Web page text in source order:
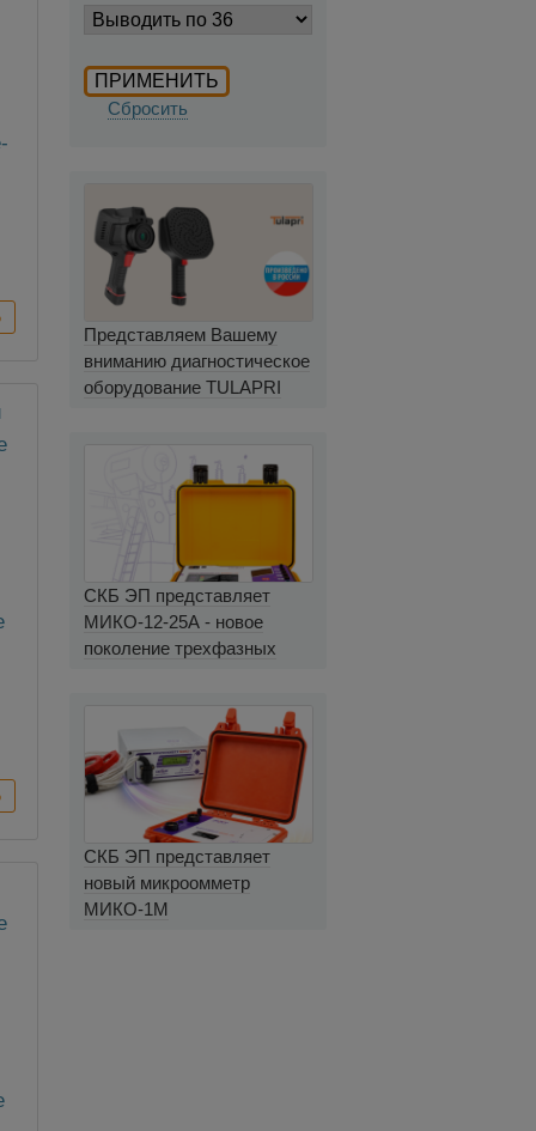
Сбросить
Представляем Вашему
вниманию диагностическое
оборудование TULAPRI
СКБ ЭП представляет
МИКО-12-25А - новое
поколение трехфазных
СКБ ЭП представляет
новый микроомметр
МИКО-1М